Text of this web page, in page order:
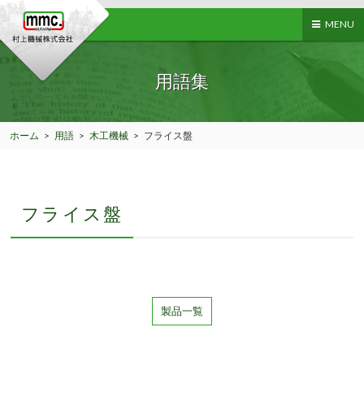
MENU
用語集
ホーム > 用語 > 木工機械 > フライス盤
フライス盤
製品一覧